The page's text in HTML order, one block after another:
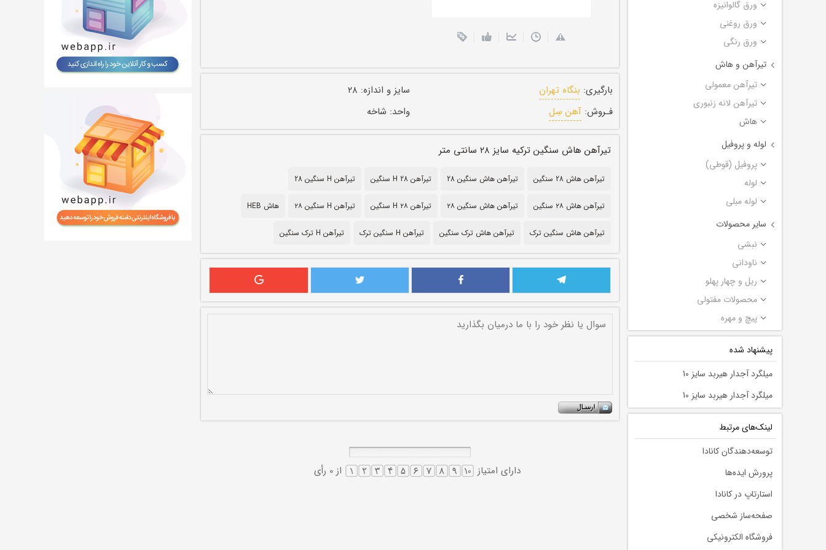
ورق گالوانیزه
ورق روغنی
ورق رنگی
تیرآهن و هاش
تیرآهن معمولی
تیرآهن لانه زنبوری
هاش
لوله و پروفیل
پروفیل (قوطی)
لوله
لوله مبلی
سایر محصولات
نبشی
ناودانی
ریل و چهار پهلو
محصولات مفتولی
پیچ و مهره
پیشنهاد شده
میلگرد آجدار هیربد سایز 10
میلگرد آجدار هیربد سایز 10
لينك‌های مرتبط
توسعه‌دهندگان کانادا
پرورش ایده‌ها
استارتاپ در کانادا
صفحه‌ساز شخصی
فروشگاه الکترونیکی
بارگیری: بنگاه تهران
فـروش: آهن سِل
سایز و اندازه: ۲۸
واحد: شاخه
تیرآهن هاش سنگین ترکیه سایز ۲۸ سانتی متر
تیرآهن هاش 28 سنگین تیرآهن هاش سنگین 28 تیرآهن H 28 سنگین تیرآهن H سنگین 28
تیرآهن هاش ۲۸ سنگین تیرآهن هاش سنگین ۲۸ تیرآهن H ۲۸ سنگین تیرآهن H سنگین ۲۸ هاش HEB
تیرآهن هاش سنگین ترک تیرآهن هاش ترک سنگین تیرآهن H سنگین ترک تیرآهن H ترک سنگین
دارای امتیاز از 0 رأی